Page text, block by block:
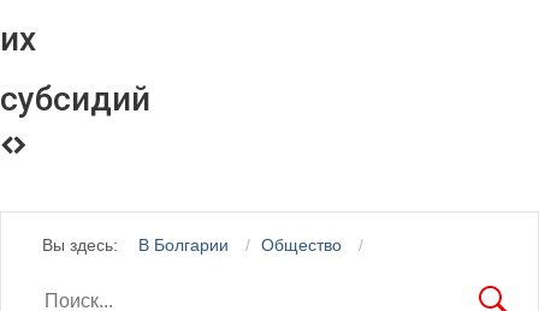
их
субсидий
Вы здесь: В Болгарии Общество